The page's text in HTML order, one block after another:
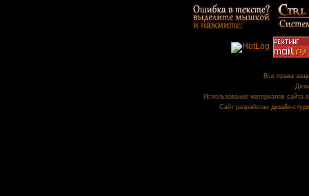
Все права
Использование материалов сайта
Сайт разработан дизайн-